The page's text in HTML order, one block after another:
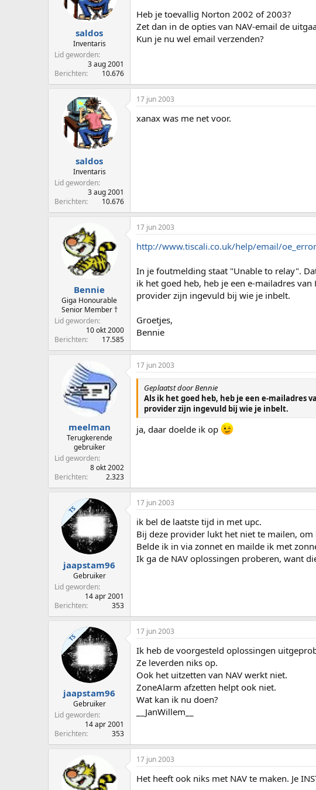
saldos
Inventaris
Lid geworden
3 aug 2001
Berichten
10.676
Heb je toevallig Norton 2002 of 2003?
Zet dan in de opties van NAV-email de
Kun je nu wel email verzenden?
saldos
Inventaris
Lid geworden
3 aug 2001
Berichten
10.676
17 jun 2003
xanax was me net voor.
Bennie
Giga Honourable
Senior Member †
Lid geworden
10 okt 2000
Berichten
17.585
17 jun 2003
http://www.tiscali.co.uk/help/email/
In je foutmelding staat "Unable to relay".
ik het goed heb, heb je een e-mailadres
provider zijn ingevuld bij wie je inbelt.
Groetjes,
Bennie
meelman
Terugkerende
gebruiker
Lid geworden
8 okt 2002
Berichten
2.323
17 jun 2003
Geplaatst door Bennie
Als ik het goed heb, heb je een e-mailadres
provider zijn ingevuld bij wie je inbelt.
ja, daar doelde ik op
TS
jaapstam96
Gebruiker
Lid geworden
14 apr 2001
Berichten
353
17 jun 2003
ik bel de laatste tijd in met upc.
Bij deze provider lukt het niet te mailen, om
Belde ik in via zonnet en mailde ik met
Ik ga de NAV oplossingen proberen, want
TS
jaapstam96
Gebruiker
Lid geworden
14 apr 2001
Berichten
353
17 jun 2003
Ik heb de voorgesteld oplossingen
Ze leverden niks op.
Ook het uitzetten van NAV werkt niet.
ZoneAlarm afzetten helpt ook niet.
Wat kan ik nu doen?
__JanWillem__
17 jun 2003
Het heeft ook niks met NAV te maken. Je